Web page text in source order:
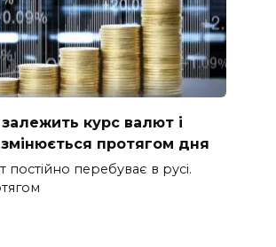
курс валют і
протягом дня
постійно перебуває в русі.